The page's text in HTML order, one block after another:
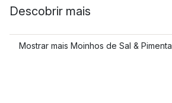
Descobrir mais
Mostrar mais Moinhos de Sal & Pimenta